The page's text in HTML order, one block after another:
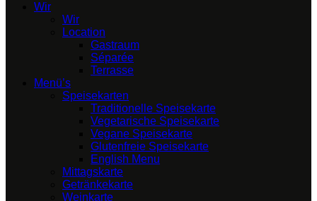
Wir
Wir
Location
Gastraum
Séparée
Terrasse
Menü’s
Speisekarten
Traditionelle Speisekarte
Vegetarische Speisekarte
Vegane Speisekarte
Glutenfreie Speisekarte
English Menu
Mittagskarte
Getränkekarte
Weinkarte